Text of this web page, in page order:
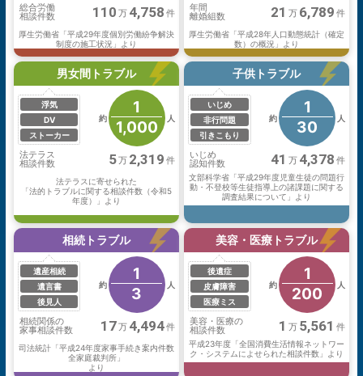
総合労働
相談件数 110 万 4,758 件
厚生労働省「平成29年度個別労働紛争解決
制度の施工状況」より
年間
離婚組数 21 万 6,789 件
厚生労働省「平成28年人口動態統計（確定
数）の概況」より
男女間トラブル
浮気
DV
ストーカー
約
1
1,000
人
法テラス
相談件数 5万 2,319 件
法テラスに寄せられた
「法的トラブルに関する相談件数（令和5
年度）」より
子供トラブル
いじめ
非行問題
引きこもり
約
1
30
人
いじめ
認知件数 41 万 4,378 件
文部科学省「平成29年度児童生徒の問題行
動・不登校等生徒指導上の諸課題に関する
調査結果について」より
相続トラブル
遺産相続
遺言書
後見人
約
1
3
人
相続関係の
家事相談件数 17万 4,494件
司法統計「平成24年度家事手続き案内件数
全家庭裁判所」
より
美容・医療トラブル
後遺症
皮膚障害
医療ミス
約
1
200
人
美容・医療の
相談件数 1 万 5,561 件
平成23年度「全国消費生活情報ネットワー
ク・システムによせられた相談件数」より